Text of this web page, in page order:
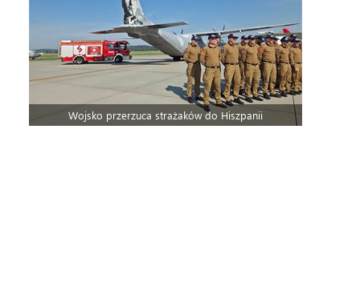
Wojsko przerzuca strażaków do Hiszpanii